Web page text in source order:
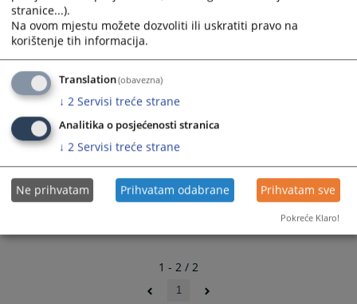
shortcuts
for
changing
dates.
shortcuts
for
1 - 2 / 2
1
stranice...).
Na ovom mjestu možete dozvoliti ili uskratiti pravo na
korištenje tih informacija.
Translation(obavezna)
↓ 2 Servisi treće strane
Analitika o posjećenosti stranica
↓ 2 Servisi treće strane
Ne prihvatam Prihvatam odabrane Prihvatam sve
Pokreće Klaro!